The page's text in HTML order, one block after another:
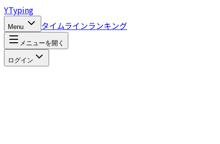
YTyping
Menu タイムラインランキング
メニューを開く
ログイン